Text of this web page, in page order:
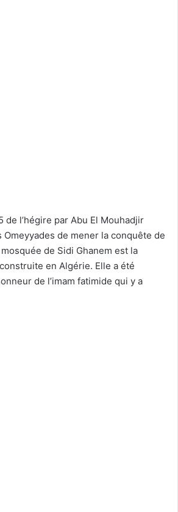
de l’hégire par Abu El Mouhadjir
Omeyyades de mener la conquête de
de Sidi Ghanem est la
en Algérie. Elle a été
de l’imam fatimide qui y a